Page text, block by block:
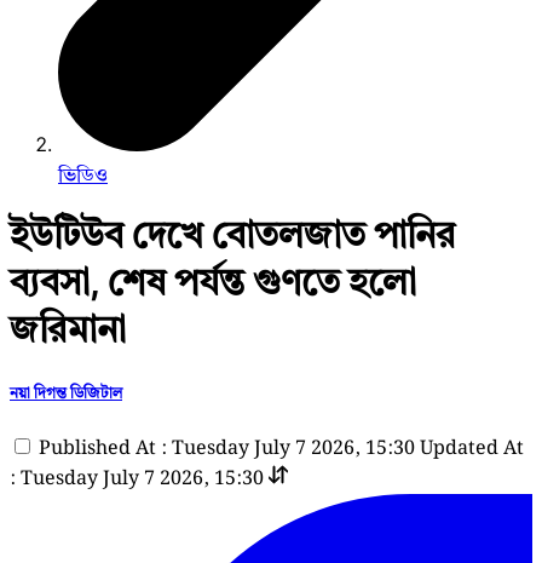
ভিডিও
ইউটিউব দেখে বোতলজাত পানির
ব্যবসা, শেষ পর্যন্ত গুণতে হলো
জরিমানা
নয়া দিগন্ত ডিজিটাল
Published At : Tuesday July 7 2026, 15:30Updated At
: Tuesday July 7 2026, 15:30